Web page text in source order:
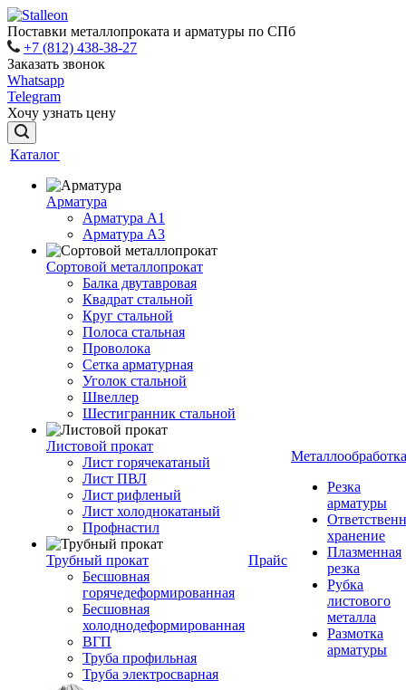
Поставки металлопроката и арматуры по СПб
+7 (812) 438-38-27
Заказать звонок
Whatsapp
Telegram
Хочу узнать цену
Каталог
Арматура
Арматура A1
Арматура А3
Сортовой металлопрокат
Балка двутавровая
Квадрат стальной
Круг стальной
Полоса стальная
Проволока
Сетка арматурная
Уголок стальной
Швеллер
Шестигранник стальной
Листовой прокат
Лист горячекатаный
Лист ПВЛ
Лист рифленый
Лист холоднокатаный
Профнастил
Трубный прокат
Бесшовная
горячедеформированная
Бесшовная
холоднодеформированная
ВГП
Труба профильная
Труба электросварная
Прайс
Металлообработка
Резка
арматуры
хранение
Плазменная
резка
Рубка
листового
металла
Размотка
арматуры